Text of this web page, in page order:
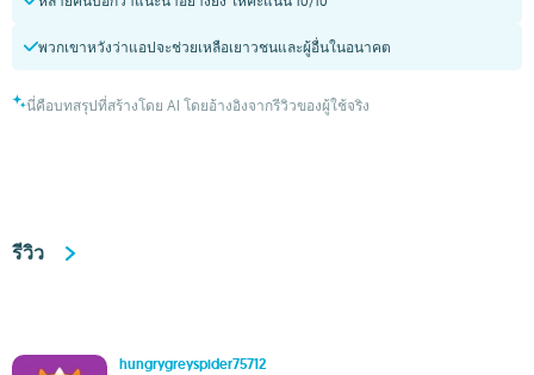
พวกเขาหวังว่าแอปจะช่วยเหลือเยาวชนและผู้อื่นในอนาคต
นี่คือบทสรุปที่สร้างโดย AI โดยอ้างอิงจากรีวิวของผู้ใช้จริง
รีวิว
hungrygreyspider75712